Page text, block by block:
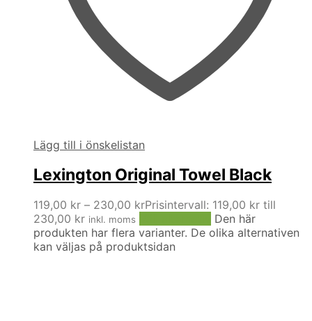
Lägg till i önskelistan
Lexington Original Towel Black
119,00 kr – 230,00 krPrisintervall: 119,00 kr till
230,00 kr inkl. moms
Den här
produkten har flera varianter. De olika alternativen
kan väljas på produktsidan